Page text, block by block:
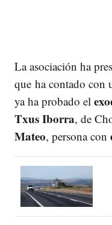
La asociación ha
que ha contado con
ya ha probado el
Txus Iborra, de
Mateo, persona con